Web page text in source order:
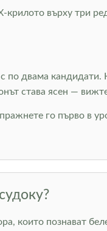
крилото върху три
по двама
става ясен —
го първо в
които познават